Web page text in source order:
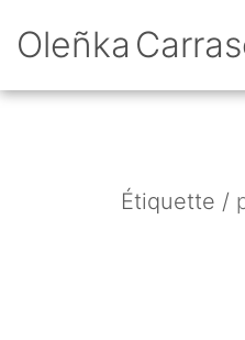
Oleñka
Étiquette /